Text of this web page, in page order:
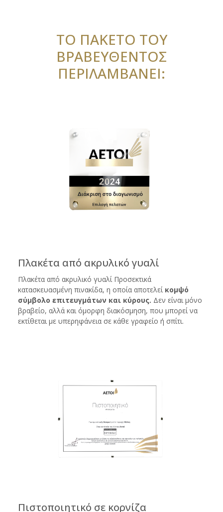
ΤΟ ΠΑΚΕΤΟ ΤΟΥ
ΒΡΑΒΕΥΘΕΝΤΟΣ
ΠΕΡΙΛΑΜΒΑΝΕΙ:
Πλακέτα από ακρυλικό γυαλί
Πλακέτα από ακρυλικό γυαλί Προσεκτικά
κατασκευασμένη πινακίδα, η οποία αποτελεί κομψό
σύμβολο επιτευγμάτων και κύρους. Δεν είναι μόνο
βραβείο, αλλά και όμορφη διακόσμηση, που μπορεί να
εκτίθεται με υπερηφάνεια σε κάθε γραφείο ή σπίτι.
Πιστοποιητικό σε κορνίζα